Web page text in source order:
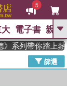
5
GO
高希均教授回憶錄
父親節 、 如果歷
電子書 親子
系列帶你踏上熱
篩選